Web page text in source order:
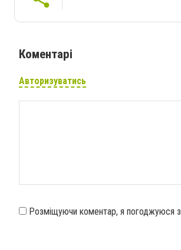
Коментарі
Авторизуватись
Розміщуючи коментар, я погоджуюся з